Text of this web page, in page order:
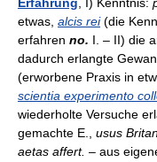
etwas, alcis rei(die
erfahren no. I. – II) die
dadurch erlangte
(erworbene Praxis in
scientia experimento
wiederholte Versuche
gemachte E., usus
aetas affert. – aus